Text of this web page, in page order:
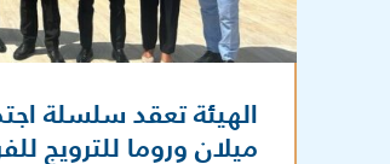
الهيئة تعقد سلسلة
ميلان وروما للترويج